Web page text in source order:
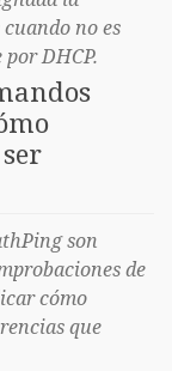
no es
DHCP.
son
de
cómo
que